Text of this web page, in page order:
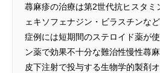
蕁麻疹の治療は第2世代抗ヒスタミ
ェキソフェナジン・ビラスチンな
症例には短期間のステロイド薬が
ン薬で効果不十分な難治性慢性蕁
皮下注射で投与する生物学的製剤